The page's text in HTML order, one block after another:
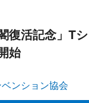
復活記念」T
始
ンション協会